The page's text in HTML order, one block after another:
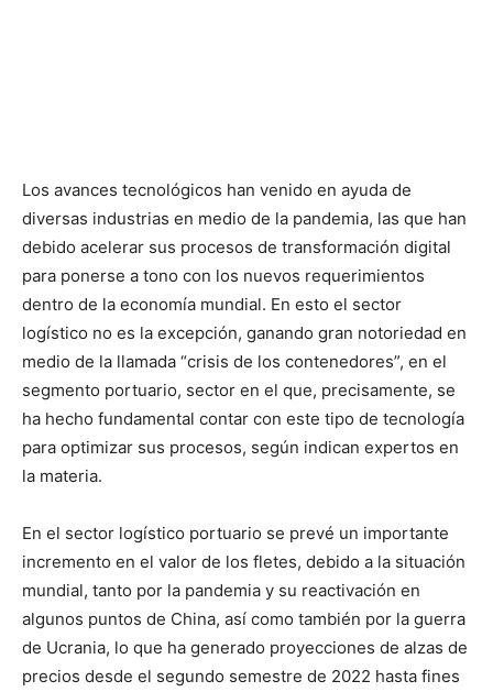
Los avances tecnológicos han venido en ayuda de
diversas industrias en medio de la pandemia, las que han
debido acelerar sus procesos de transformación digital
para ponerse a tono con los nuevos requerimientos
dentro de la economía mundial. En esto el sector
logístico no es la excepción, ganando gran notoriedad en
medio de la llamada “crisis de los contenedores”, en el
segmento portuario, sector en el que, precisamente, se
ha hecho fundamental contar con este tipo de tecnología
para optimizar sus procesos, según indican expertos en
la materia.
En el sector logístico portuario se prevé un importante
incremento en el valor de los fletes, debido a la situación
mundial, tanto por la pandemia y su reactivación en
algunos puntos de China, así como también por la guerra
de Ucrania, lo que ha generado proyecciones de alzas de
precios desde el segundo semestre de 2022 hasta fines